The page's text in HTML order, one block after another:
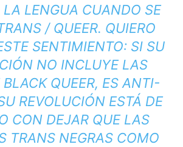
LENGUA CUANDO SE
/ QUEER. QUIERO
SENTIMIENTO: SI SU
NO INCLUYE LAS
BLACK QUEER, ES ANTI-
REVOLUCIÓN ESTÁ DE
CON DEJAR QUE LAS
TRANS NEGRAS COMO